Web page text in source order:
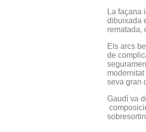
La façana
dibuixada
rematada,
Els arcs
de
seva gran
Gaudí va